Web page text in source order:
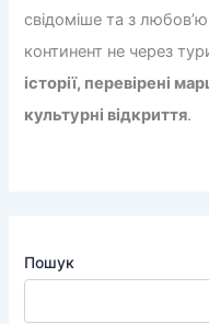
свідоміше та з
континент не через
історії, перевірені
культурні відкриття.
Пошук